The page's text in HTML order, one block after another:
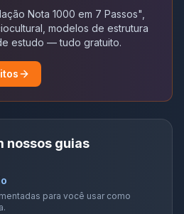
Nota 1000 em 7 Passos",
modelos de estrutura
estudo — tudo gratuito.
nossos guias
para você usar como